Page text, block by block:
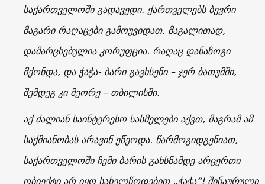
საქართველოში გადავედი. ქართველებს ბევრი
მაგარი რაღაცები გამოუვიდათ. მაგალითად,
დამარცხებულია კორუფცია. რაღაც დანაზოგი
მქონდა, და ჭაჭა- ბარი გავხსენი – ჯერ ბათუმში,
შემდეგ კი მეორე – თბილისში.
აქ ძალიან საინტერესო სასმელები აქვთ, მაგრამ ამ
საქმიანობას არავინ ეწეოდა. წარმოგიდგენიათ,
საქართველოში ჩემი ბარის გახსნამდე არცერთი